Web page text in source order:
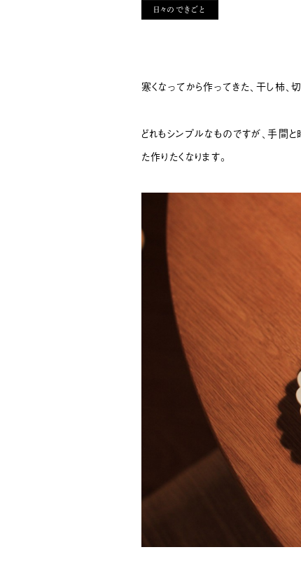
日々のできごと
寒くなってから作ってきた、干し柿、
どれもシンプルなものですが、手間
た作りたくなります。